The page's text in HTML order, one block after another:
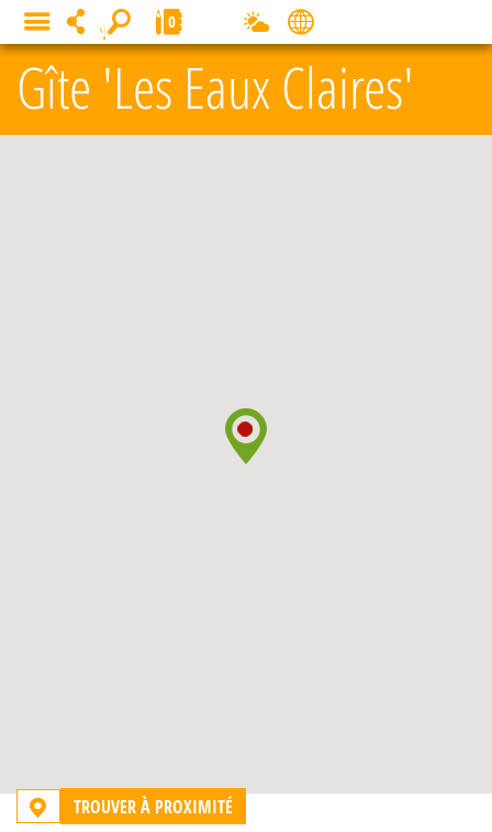
Gîte 'Les Eaux Claires'
TROUVER À PROXIMITÉ
MENU 0
Panneau de gestion des cookies